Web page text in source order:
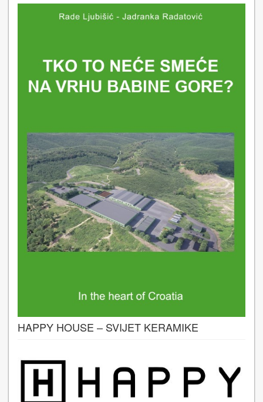
HAPPY HOUSE – SVIJET KERAMIKE